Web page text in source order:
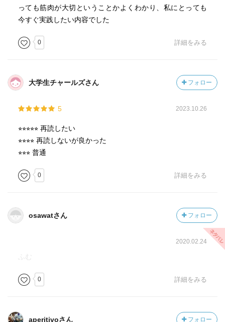
っても筋肉が大切ということかよくわかり、私にとっても
今すぐ実践したい内容でした
0 詳細をみる
大学生チャールズさん フォロー
5 2023.10.26
⭐︎⭐︎⭐︎⭐︎⭐︎ 再読したい
⭐︎⭐︎⭐︎⭐︎ 再読しないが良かった
⭐︎⭐︎⭐︎ 普通
0 詳細をみる
osawatさん フォロー
2020.02.24
0 詳細をみる
aperitivoさん フォロー